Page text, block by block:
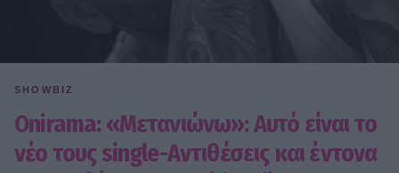
SHOWBIZ
Onirama: «Μετανιώνω»: Αυτό είναι το
νέο τους single-Αντιθέσεις και έντονα